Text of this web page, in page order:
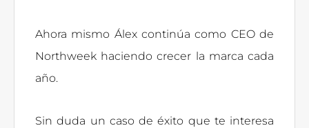
Ahora mismo Álex continúa como CEO de
Northweek haciendo crecer la marca cada
año.
Sin duda un caso de éxito que te interesa